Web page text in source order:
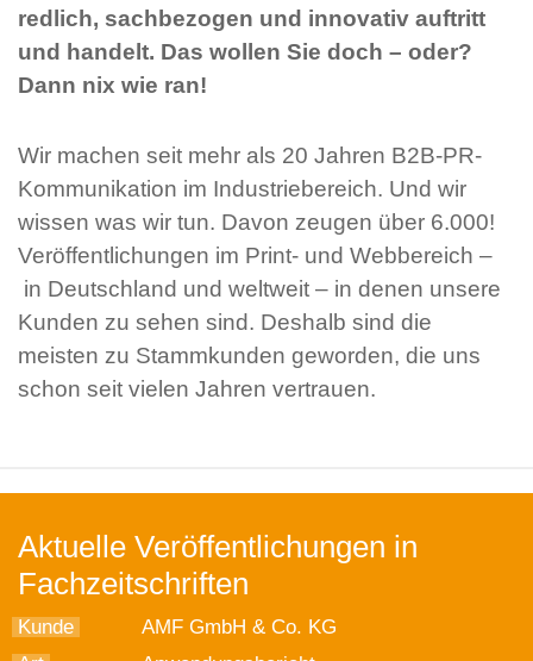
redlich, sachbezogen und innovativ auftritt
und handelt. Das wollen Sie doch – oder?
Dann nix wie ran!
Wir machen seit mehr als 20 Jahren B2B-PR-
Kommunikation im Industriebereich. Und wir
wissen was wir tun. Davon zeugen über 6.000!
Veröffentlichungen im Print- und Webbereich –
in Deutschland und weltweit – in denen unsere
Kunden zu sehen sind. Deshalb sind die
meisten zu Stammkunden geworden, die uns
schon seit vielen Jahren vertrauen.
Aktuelle Veröffentlichungen in
Fachzeitschriften
Kunde
AMF GmbH & Co. KG